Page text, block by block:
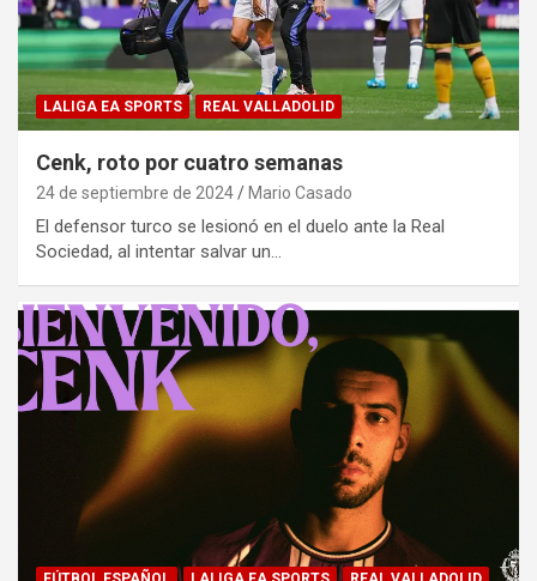
LALIGA EA SPORTS REAL VALLADOLID
Cenk, roto por cuatro semanas
24 de septiembre de 2024 Mario Casado
El defensor turco se lesionó en el duelo ante la Real
Sociedad, al intentar salvar un…